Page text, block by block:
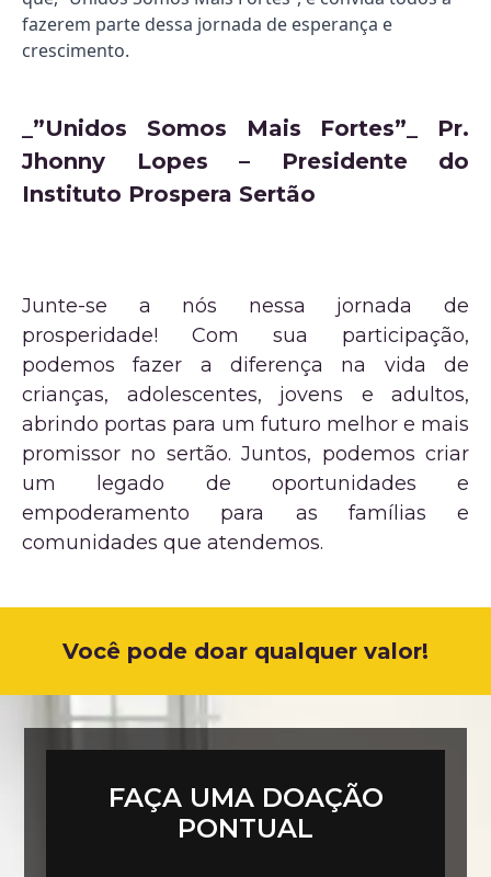
fazerem parte dessa jornada de esperança e
crescimento.
_”Unidos Somos Mais Fortes”_ Pr.
Jhonny Lopes – Presidente do
Instituto Prospera Sertão
Junte-se a nós nessa jornada de
prosperidade! Com sua participação,
podemos fazer a diferença na vida de
crianças, adolescentes, jovens e adultos,
abrindo portas para um futuro melhor e mais
promissor no sertão. Juntos, podemos criar
um legado de oportunidades e
empoderamento para as famílias e
comunidades que atendemos.​
Você pode doar qualquer valor!
FAÇA UMA DOAÇÃO
PONTUAL